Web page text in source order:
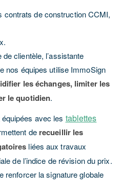
contrats de construction CCMI,
clientèle, l’assistante
nos équipes utilise ImmoSign
les échanges, limiter les
le quotidien.
avec les tablettes
de recueillir les
liées aux travaux
de l’indice de révision du prix.
renforcer la signature globale